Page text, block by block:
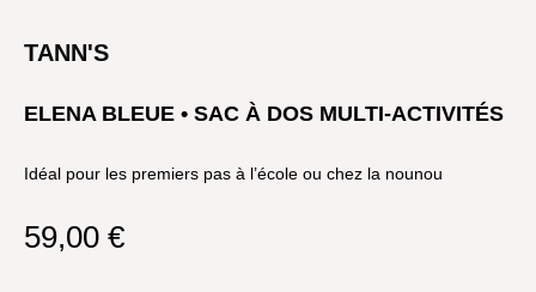
TANN'S
ELENA BLEUE • SAC À DOS MULTI-ACTIVITÉS
Idéal pour les premiers pas à l’école ou chez la nounou
59,00 €